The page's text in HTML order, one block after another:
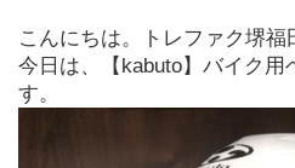
こんにちは。トレファク堺福
今日は、【kabuto】バイク用
す。